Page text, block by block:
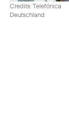
Credits: Telefónica
Deutschland